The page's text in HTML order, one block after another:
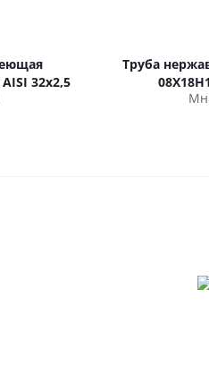
32х2,5
Труба